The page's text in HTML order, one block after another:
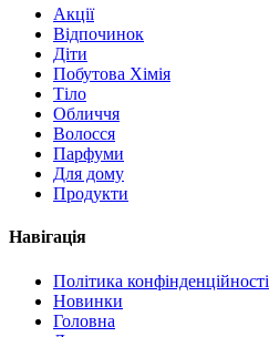
Акції
Відпочинок
Діти
Побутова Хімія
Тіло
Обличчя
Волосся
Парфуми
Для дому
Продукти
Навігація
Політика конфінденційності
Новинки
Головна